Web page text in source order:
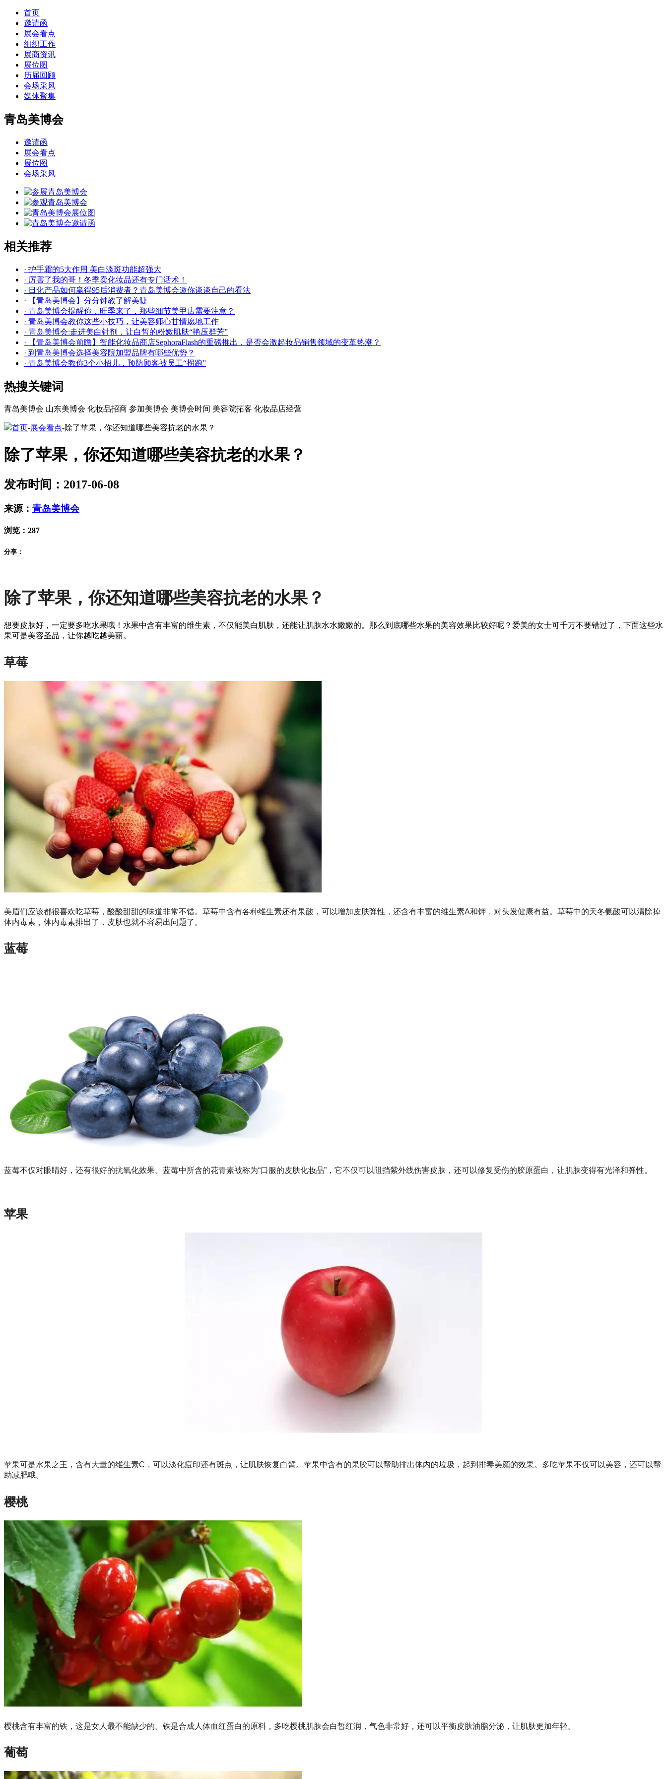
首页
邀请函
展会看点
组织工作
展商资讯
展位图
历届回顾
会场采风
媒体聚集
青岛美博会
邀请函
展会看点
展位图
会场采风
相关推荐
· 护手霜的5大作用 美白淡斑功能超强大
· 厉害了我的哥！冬季卖化妆品还有专门话术！
· 日化产品如何赢得95后消费者？青岛美博会邀你谈谈自己的看法
· 【青岛美博会】分分钟教了解美睫
· 青岛美博会提醒你，旺季来了，那些细节美甲店需要注意？
· 青岛美博会教你这些小技巧，让美容师心甘情愿地工作
· 青岛美博会:走进美白针剂，让白皙的粉嫩肌肤“艳压群芳”
· 【青岛美博会前瞻】智能化妆品商店SephoraFlash的重磅推出，是否会激起妆品销售领域的变革热潮？
· 到青岛美博会选择美容院加盟品牌有哪些优势？
· 青岛美博会教你3个小招儿，预防顾客被员工“拐跑”
热搜关键词
青岛美博会 山东美博会 化妆品招商 参加美博会 美博会时间 美容院拓客 化妆品店经营
首页-展会看点-除了苹果，你还知道哪些美容抗老的水果？
除了苹果，你还知道哪些美容抗老的水果？
发布时间：2017-06-08
来源： 青岛美博会
浏览： 287
分享：
除了苹果，你还知道哪些美容抗老的水果？
想要皮肤好，一定要多吃水果哦！水果中含有丰富的维生素，不仅能美白肌肤，还能让肌肤水水嫩嫩的。那么到底哪些水果的美容效果比较好呢？爱美的女士可千万不要错过了，下面这些水
果可是美容圣品，让你越吃越美丽。
草莓
美眉们应该都很喜欢吃草莓，酸酸甜甜的味道非常不错。草莓中含有各种维生素还有果酸，可以增加皮肤弹性，还含有丰富的维生素A和钾，对头发健康有益。草莓中的天冬氨酸可以清除掉
体内毒素，体内毒素排出了，皮肤也就不容易出问题了。
蓝莓
蓝莓不仅对眼睛好，还有很好的抗氧化效果。蓝莓中所含的花青素被称为“口服的皮肤化妆品” ，它不仅可以阻挡紫外线伤害皮肤，还可以修复受伤的胶原蛋白，让肌肤变得有光泽和弹性。
苹果
苹果可是水果之王，含有大量的维生素C ，可以淡化痘印还有斑点，让肌肤恢复白皙。苹果中含有的果胶可以帮助排出体内的垃圾，起到排毒美颜的效果。多吃苹果不仅可以美容，还可以帮
助减肥哦。
樱桃
樱桃含有丰富的铁，这是女人最不能缺少的。铁是合成人体血红蛋白的原料，多吃樱桃肌肤会白皙红润，气色非常好，还可以平衡皮肤油脂分泌，让肌肤更加年轻。
葡萄